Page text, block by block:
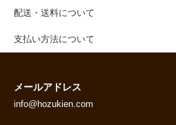
配送・送料について
支払い方法について
メールアドレス
info@hozukien.com